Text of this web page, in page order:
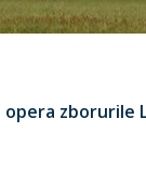
zborurile